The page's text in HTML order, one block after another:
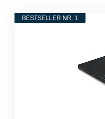
BESTSELLER NR. 1